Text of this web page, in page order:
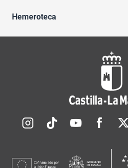
Hemeroteca
Redes sociales JCCM